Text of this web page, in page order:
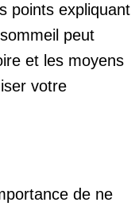
points expliquant
peut
et les moyens
votre
de ne